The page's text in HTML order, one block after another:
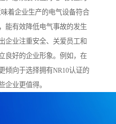
着企业生产的电气设备符合
能有效降低电气事故的发生
企业注重安全、关爱员工和
良好的企业形象。例如，在
倾向于选择拥有NR10认证的
企业更值得。